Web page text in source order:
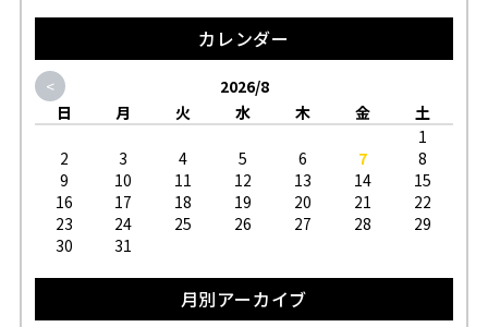
カレンダー
<
2026/8
日
月 火 水 木 金
土
1
2
3 4 5 6 7
8
9
10 11 12 13 14
15
16
17 18 19 20 21
22
23
24 25 26 27 28
29
30
31
月別アーカイブ